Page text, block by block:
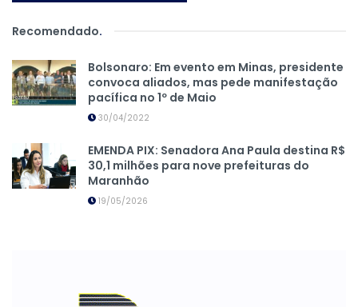
Recomendado.
Bolsonaro: Em evento em Minas, presidente
convoca aliados, mas pede manifestação
pacífica no 1º de Maio
30/04/2022
EMENDA PIX: Senadora Ana Paula destina R$
30,1 milhões para nove prefeituras do
Maranhão
19/05/2026